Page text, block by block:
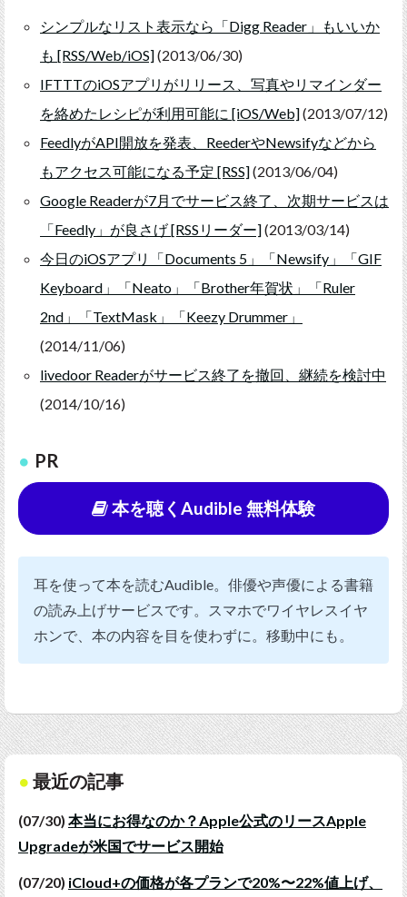
シンプルなリスト表示なら「Digg Reader」もいいか
も [RSS/Web/iOS](2013/06/30)
IFTTTのiOSアプリがリリース、写真やリマインダー
を絡めたレシピが利用可能に [iOS/Web](2013/07/12)
FeedlyがAPI開放を発表、ReederやNewsifyなどから
もアクセス可能になる予定 [RSS](2013/06/04)
Google Readerが7月でサービス終了、次期サービスは
「Feedly」が良さげ [RSSリーダー](2013/03/14)
今日のiOSアプリ「Documents 5」「Newsify」「GIF
Keyboard」「Neato」「Brother年賀状」「Ruler
2nd」「TextMask」「Keezy Drummer」
(2014/11/06)
livedoor Readerがサービス終了を撤回、継続を検討中
(2014/10/16)
PR
本を聴くAudible 無料体験
耳を使って本を読むAudible。俳優や声優による書籍
の読み上げサービスです。スマホでワイヤレスイヤ
ホンで、本の内容を目を使わずに。移動中にも。
最近の記事
(07/30) 本当にお得なのか？Apple公式のリースApple
Upgradeが米国でサービス開始
(07/20) iCloud+の価格が各プランで20%〜22%値上げ、